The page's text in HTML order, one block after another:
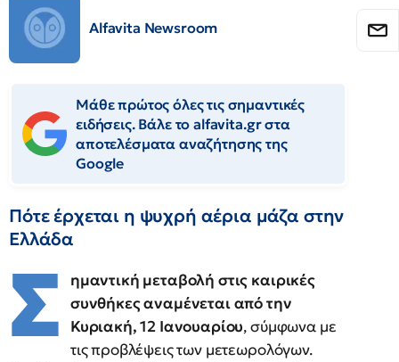
Alfavita Newsroom
Μάθε πρώτος όλες τις σημαντικές
ειδήσεις. Βάλε το alfavita.gr στα
αποτελέσματα αναζήτησης της
Google
Πότε έρχεται η ψυχρή αέρια μάζα στην
Ελλάδα
Σ
ημαντική μεταβολή στις καιρικές
συνθήκες αναμένεται από την
Κυριακή, 12 Ιανουαρίου, σύμφωνα με
τις προβλέψεις των μετεωρολόγων.